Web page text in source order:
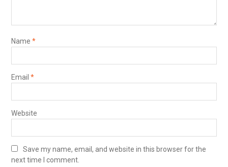
Name *
Email *
Website
Save my name, email, and website in this browser for the
next time I comment.